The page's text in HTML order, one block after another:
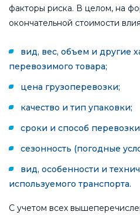
факторы риска. В целом, на
окончательной стоимости
вид, вес, объем и другие
перевозимого товара;
цена грузоперевозки;
качество и тип упаковки;
сроки и способ
сезонность (погодные
вид, особенности и
используемого транспорта.
С учетом всех